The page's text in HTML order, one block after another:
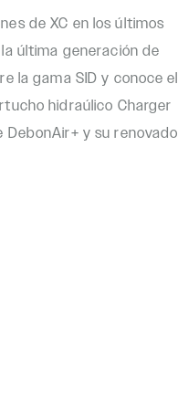
de XC en los últimos
última generación de
la gama SID y conoce el
hidraúlico Charger
DebonAir+ y su renovado